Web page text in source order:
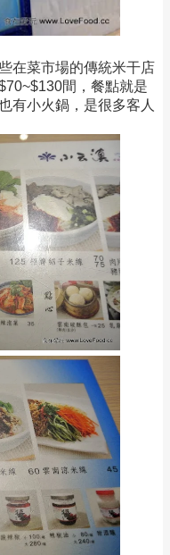
在菜市場的傳統米干店
間，餐點就是
有小火鍋，是很多客人